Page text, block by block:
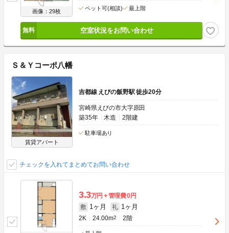
画像：29枚
ペット可(相談) 最上階
空室状況をお問い合わせ
Ｓ＆Ｙコーポ八幡
賃貸アパート
吉都線 えびの飯野駅 徒歩20分
宮崎県えびの市大字原田
築35年
木造 2階建
駐車場あり
チェックを入れてまとめてお問い合わせ
3.3万円 管理費0円
敷 1ヶ月 礼 1ヶ月
2K 24.00m2 2階